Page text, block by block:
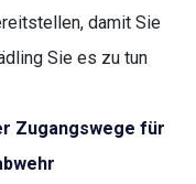
damit Sie
Sie es zu tun
Zugangswege für